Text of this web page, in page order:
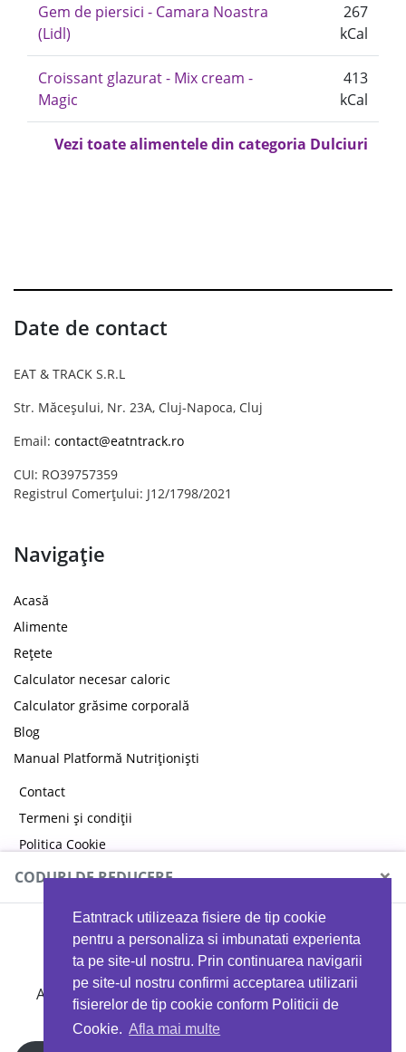
Eatntrack utilizeaza fisiere de tip cookie
pentru a personaliza si imbunatati experienta
ta pe site-ul nostru. Prin continuarea navigarii
pe site-ul nostru confirmi acceptarea utilizarii
fisierelor de tip cookie conform Politicii de
Cookie. Afla mai multe
Gem de piersici - Camara Noastra
(Lidl)
267
kCal
Croissant glazurat - Mix cream -
Magic
413
kCal
Vezi toate alimentele din categoria Dulciuri
Date de contact
EAT & TRACK S.R.L
Str. Măceșului, Nr. 23A, Cluj-Napoca, Cluj
Email: contact@eatntrack.ro
CUI: RO39757359
Registrul Comerțului: J12/1798/2021
Navigație
Acasă
Alimente
Rețete
Calculator necesar caloric
Calculator grăsime corporală
Blog
Manual Platformă Nutriționiști
Contact
Termeni și condiții
Politica Cookie
Politica de confidențialitate
CODURI DE REDUCERE ×
MYPROTEIN
Ai 40%reducere la orice comandă folosind codul
EATTRACK